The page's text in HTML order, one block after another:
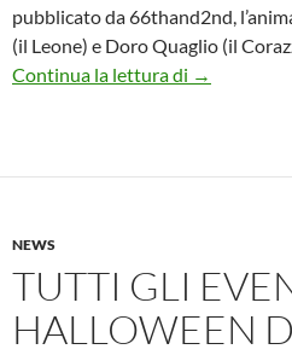
pubblicato da 66thand2nd,
(il Leone) e Doro Quaglio (il
Continua la lettura di →
NEWS
TUTTI GLI
HALLOWEEN